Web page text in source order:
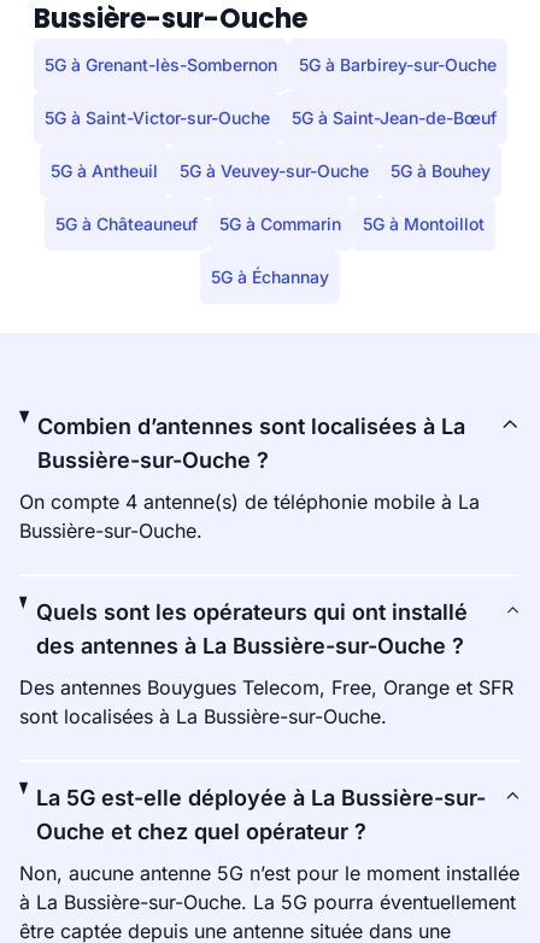
Bussière-sur-Ouche
5G à Grenant-lès-Sombernon 5G à Barbirey-sur-Ouche
5G à Saint-Victor-sur-Ouche 5G à Saint-Jean-de-Bœuf
5G à Antheuil 5G à Veuvey-sur-Ouche 5G à Bouhey
5G à Châteauneuf 5G à Commarin 5G à Montoillot
5G à Échannay
Combien d’antennes sont localisées à La
Bussière-sur-Ouche ?
On compte 4 antenne(s) de téléphonie mobile à La
Bussière-sur-Ouche.
Quels sont les opérateurs qui ont installé
des antennes à La Bussière-sur-Ouche ?
Des antennes Bouygues Telecom, Free, Orange et SFR
sont localisées à La Bussière-sur-Ouche.
La 5G est-elle déployée à La Bussière-sur-
Ouche et chez quel opérateur ?
Non, aucune antenne 5G n’est pour le moment installée
à La Bussière-sur-Ouche. La 5G pourra éventuellement
être captée depuis une antenne située dans une